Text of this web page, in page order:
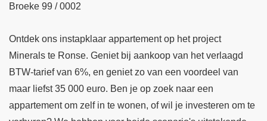
Broeke 99 / 0002
Ontdek ons instapklaar appartement op het project
Minerals te Ronse. Geniet bij aankoop van het verlaagd
BTW-tarief van 6%, en geniet zo van een voordeel van
maar liefst 35 000 euro. Ben je op zoek naar een
appartement om zelf in te wonen, of wil je investeren om te